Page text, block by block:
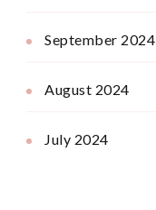
September 2024
August 2024
July 2024